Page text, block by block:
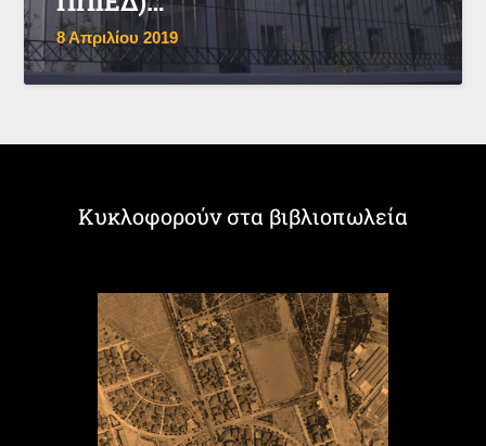
8 Απριλίου 2019
Κυκλοφορούν στα βιβλιοπωλεία